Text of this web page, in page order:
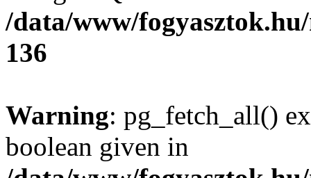
/data/www/
136
Warning: pg_fetch_all()
boolean given in